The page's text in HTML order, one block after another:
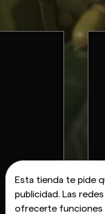
Esta tienda te pide
publicidad. Las
ofrecerte funciones